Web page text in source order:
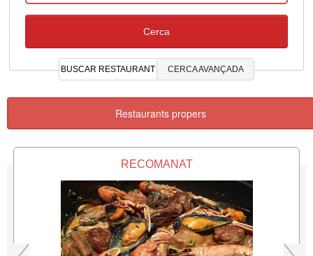
BUSCAR RESTAURANT CERCA AVANÇADA
Restaurants propers
RECOMANAT